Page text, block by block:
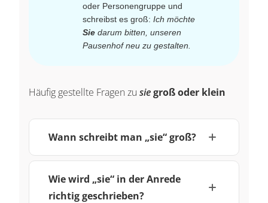
oder Personengruppe und
schreibst es groß: Ich möchte
Sie darum bitten, unseren
Pausenhof neu zu gestalten.
Häufig gestellte Fragen zu siegroß oder klein
Wann schreibt man „sie“ groß?
Wie wird „sie“ in der Anrede
richtig geschrieben?